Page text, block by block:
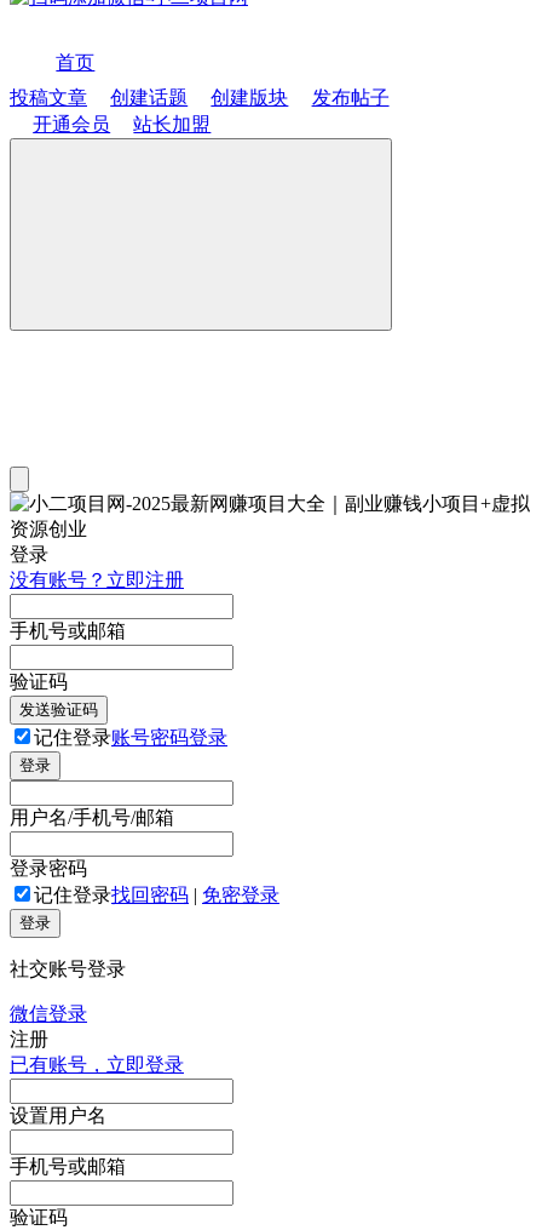
首页
投稿文章
创建话题 创建版块
发布帖子
开通会员
站长加盟
登录
没有账号？立即注册
手机号或邮箱
验证码
发送验证码
记住登录账号密码登录
登录
用户名/手机号/邮箱
登录密码
记住登录找回密码 | 免密登录
登录
社交账号登录
微信登录
注册
已有账号，立即登录
设置用户名
手机号或邮箱
验证码